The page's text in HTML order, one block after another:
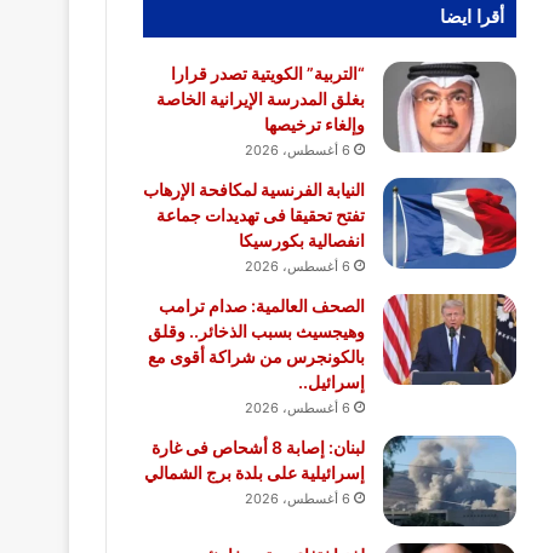
أقرا ايضا
“التربية” الكويتية تصدر قرارا
بغلق المدرسة الإيرانية الخاصة
وإلغاء ترخيصها
6 أغسطس، 2026
النيابة الفرنسية لمكافحة الإرهاب
تفتح تحقيقا فى تهديدات جماعة
انفصالية بكورسيكا
6 أغسطس، 2026
الصحف العالمية: صدام ترامب
وهيجسيث بسبب الذخائر.. وقلق
بالكونجرس من شراكة أقوى مع
إسرائيل..
6 أغسطس، 2026
لبنان: إصابة 8 أشحاص فى غارة
إسرائيلية على بلدة برج الشمالي
6 أغسطس، 2026